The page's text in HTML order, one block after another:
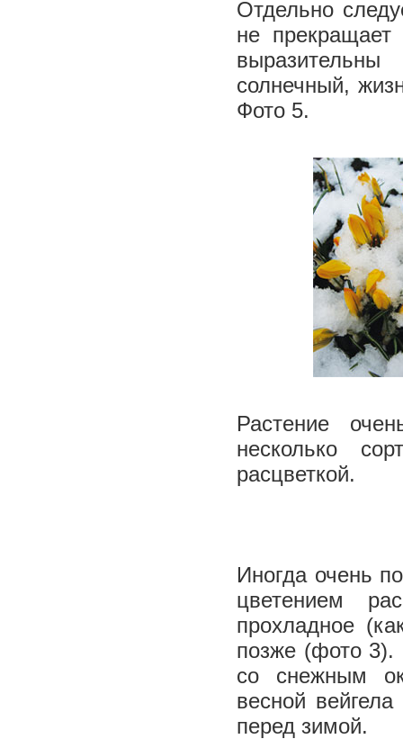
Отдельно
не
солнечный,
Фото 5.
Растение
несколько
расцветкой.
Иногда очень
цветением
прохладное
позже (фото 3).
со снежным
весной
перед зимой.